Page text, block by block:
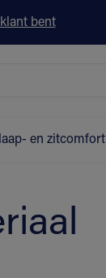
bent
en zitcomfort